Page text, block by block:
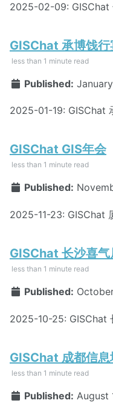
2025-02-09: GISChat
GISChat 承博饯行
less than 1 minute read
Published:
2025-01-19: GISChat
GISChat GIS年会
less than 1 minute read
Published:
2025-11-23: GISChat
GISChat 长沙喜气
less than 1 minute read
Published:
2025-10-25: GISChat
GISChat 成都信息
less than 1 minute read
Published: August